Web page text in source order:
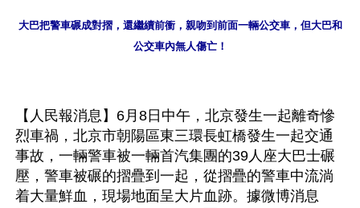
大巴把警車碾成對摺，還繼續前衝，親吻到前面一輛公交車，但大巴和
公交車內無人傷亡！
【人民報消息】6月8日中午，北京發生一起離奇慘
烈車禍，北京市朝陽區東三環長虹橋發生一起交通
事故，一輛警車被一輛首汽集團的39人座大巴士碾
壓，警車被碾的摺疊到一起，從摺疊的警車中流淌
着大量鮮血，現場地面呈大片血跡。據微博消息